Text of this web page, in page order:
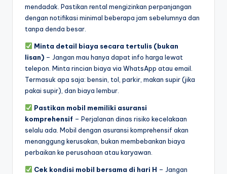
mendadak. Pastikan rental mengizinkan perpanjangan
dengan notifikasi minimal beberapa jam sebelumnya dan
tanpa denda besar.
Minta detail biaya secara tertulis (bukan
lisan) – Jangan mau hanya dapat info harga lewat
telepon. Minta rincian biaya via WhatsApp atau email.
Termasuk apa saja: bensin, tol, parkir, makan supir (jika
pakai supir), dan biaya lembur.
Pastikan mobil memiliki asuransi
komprehensif – Perjalanan dinas risiko kecelakaan
selalu ada. Mobil dengan asuransi komprehensif akan
menanggung kerusakan, bukan membebankan biaya
perbaikan ke perusahaan atau karyawan.
Cek kondisi mobil bersama di hari H – Jangan